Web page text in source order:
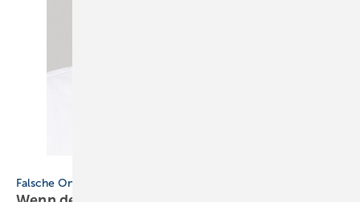
Falsche Onlinebewertungen nicht ignorieren